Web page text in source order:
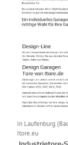
In Laufenburg
Itore.eu